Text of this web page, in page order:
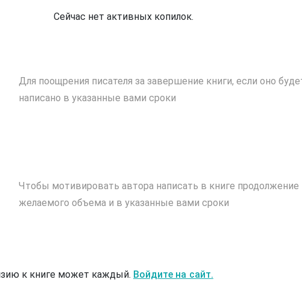
Сейчас нет активных копилок.
Для поощрения писателя за завершение книги, если оно
написано в указанные вами сроки
Чтобы мотивировать автора написать в книге продолжение
желаемого объема и в указанные вами сроки
к книге может каждый. Войдите на сайт.